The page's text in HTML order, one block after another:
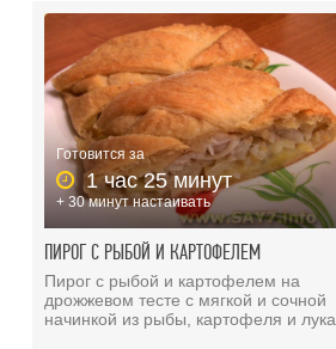
Готовится за
1 час 25 минут
+ 30 минут настаивать
ПИРОГ С РЫБОЙ И КАРТОФЕЛЕМ
Пирог с рыбой и картофелем на
дрожжевом тесте с мягкой и сочной
начинкой из рыбы, картофеля и лука.